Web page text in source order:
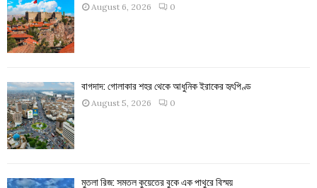
August 6, 2026 0
বাগদাদ: গোলাকার শহর থেকে আধুনিক ইরাকের হৃৎপিণ্ড
August 5, 2026 0
মুতলা রিজ: সমতল কুয়েতের বুকে এক পাথুরে বিস্ময়